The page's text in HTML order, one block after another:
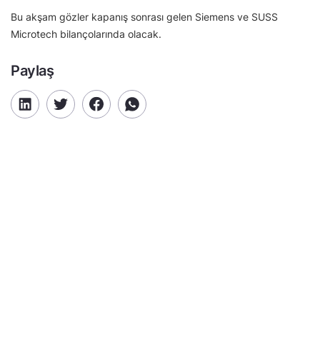
Bu akşam gözler kapanış sonrası gelen Siemens ve SUSS
Microtech bilançolarında olacak.
Paylaş